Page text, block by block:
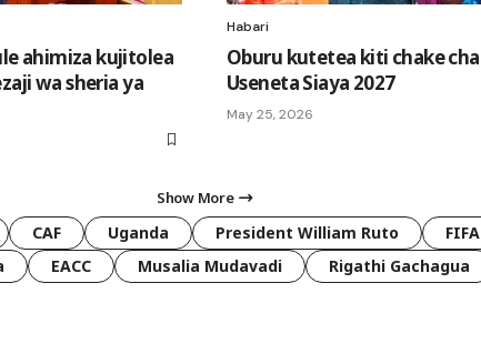
ahimiza kujitolea
wa sheria ya
Habari
Oburu kutetea kiti chake cha
Useneta Siaya 2027
May 25, 2026
Show More
CAF Uganda President William Ruto FIFA
EACC Musalia Mudavadi Rigathi Gachagua